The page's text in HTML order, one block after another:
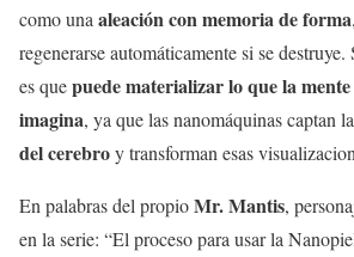
como una aleación con memoria de forma
regenerarse automáticamente si se
es quepuede materializar lo que la
imagina, ya que las nanomáquinas captan
del cerebroy transforman esas
En palabras del propioMr. Mantis,
en la serie: “El proceso para usar la